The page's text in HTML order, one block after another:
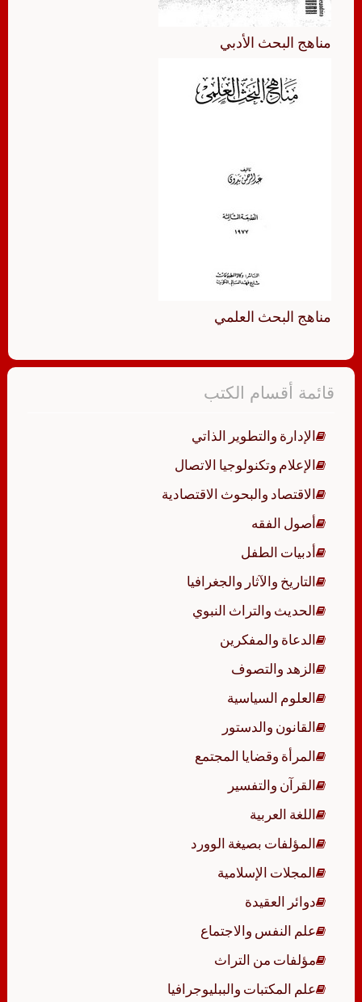
مناهج البحث الأدبي
مناهج البحث العلمي
قائمة أقسام الكتب
الإدارة والتطوير الذاتي
الإعلام وتكنولوجيا الاتصال
الاقتصاد والبحوث الاقتصادية
أصول الفقه
أدبيات الطفل
التاريخ والآثار والجغرافيا
الحديث والتراث النبوي
الدعاة والمفكرين
الزهد والتصوف
العلوم السياسية
القانون والدستور
المرأة وقضايا المجتمع
القرآن والتفسير
اللغة العربية
المؤلفات بصيغة الوورد
المجلات الإسلامية
دوائر العقيدة
علم النفس والاجتماع
مؤلفات من التراث
علم المكتبات والببليوجرافيا